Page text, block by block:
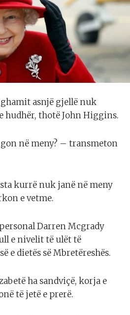
asnjë gjellë nuk
hudhër, thotë John Higgins.
në meny? – transmeton
kurrë nuk janë në meny
e vetme.
Darren Mcgrady
e nivelit të ulët të
e dietës së Mbretëreshës.
ha sandviçë, korja e
të jetë e prerë.